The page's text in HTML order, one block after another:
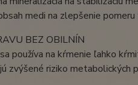
medi na zlepšenie pomeru
BEZ OBILNÍN
používa na kŕmenie ľahko
zvýšené riziko metabolických